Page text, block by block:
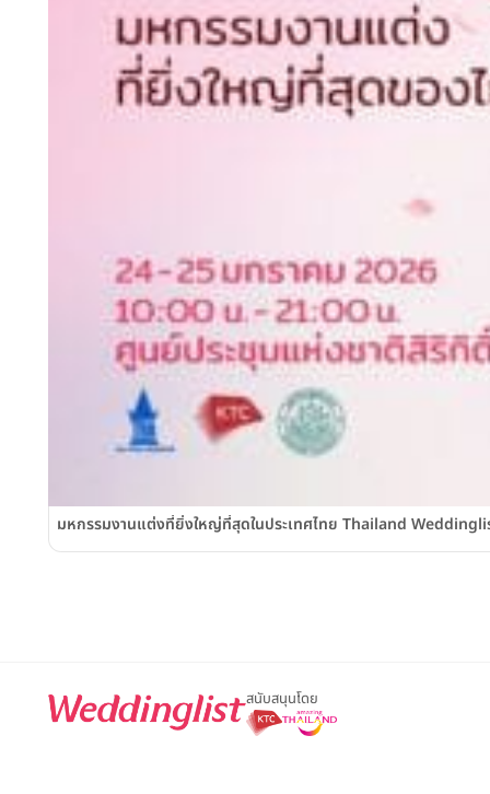
มหกรรมงานแต่งที่ยิ่งใหญ่ที่สุดในประเทศไทย Thailand
สนับสนุนโดย